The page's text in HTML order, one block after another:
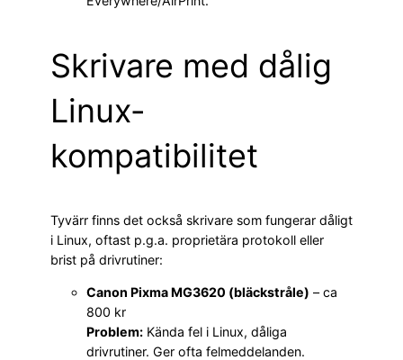
Skrivare med dålig
Linux-
kompatibilitet
Tyvärr finns det också skrivare som fungerar dåligt
i Linux, oftast p.g.a. proprietära protokoll eller
brist på drivrutiner:
Canon Pixma MG3620 (bläckstråle) – ca
800 kr
Problem: Kända fel i Linux, dåliga
drivrutiner. Ger ofta felmeddelanden.